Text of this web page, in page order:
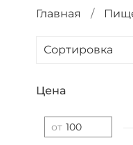
Главная
Цена
от